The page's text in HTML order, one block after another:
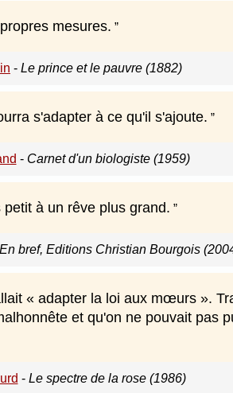
mesures.
- Le prince et le pauvre (1882)
s'adapter à ce qu'il s'ajoute.
- Carnet d'un biologiste (1959)
à un rêve plus grand.
En bref, Editions Christian Bourgois
« adapter la loi aux mœurs ».
et qu'on ne pouvait pas
- Le spectre de la rose (1986)